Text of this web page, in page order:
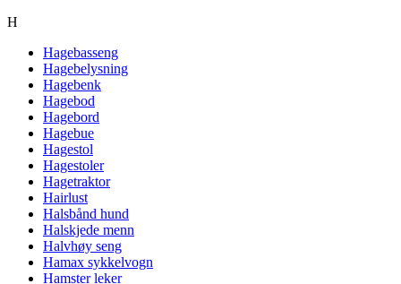
H
Hagebasseng
Hagebelysning
Hagebenk
Hagebod
Hagebord
Hagebue
Hagestol
Hagestoler
Hagetraktor
Hairlust
Halsbånd hund
Halskjede menn
Halvhøy seng
Hamax sykkelvogn
Hamster leker